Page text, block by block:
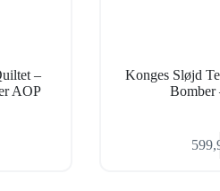
–
AOP
Konges Sløjd
Bomber